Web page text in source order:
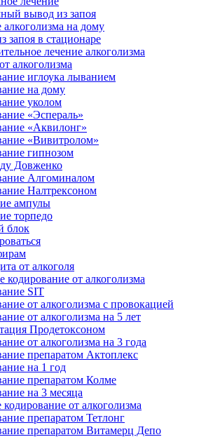
вывод из запоя
алкоголизма на дому
запоя в стационаре
лечение алкоголизма
алкоголизма
иглоука лыванием
на дому
уколом
«Эспераль»
«Аквилонг»
«Вивитролом»
гипнозом
Довженко
Алгоминалом
Налтрексоном
ампулы
торпедо
блок
от алкоголя
кодирование от алкоголизма
SIT
от алкоголизма с провокацией
от алкоголизма на 5 лет
Продетоксоном
от алкоголизма на 3 года
препаратом Актоплекс
на 1 год
препаратом Колме
на 3 месяца
от алкоголизма
препаратом Тетлонг
препаратом Витамерц Депо